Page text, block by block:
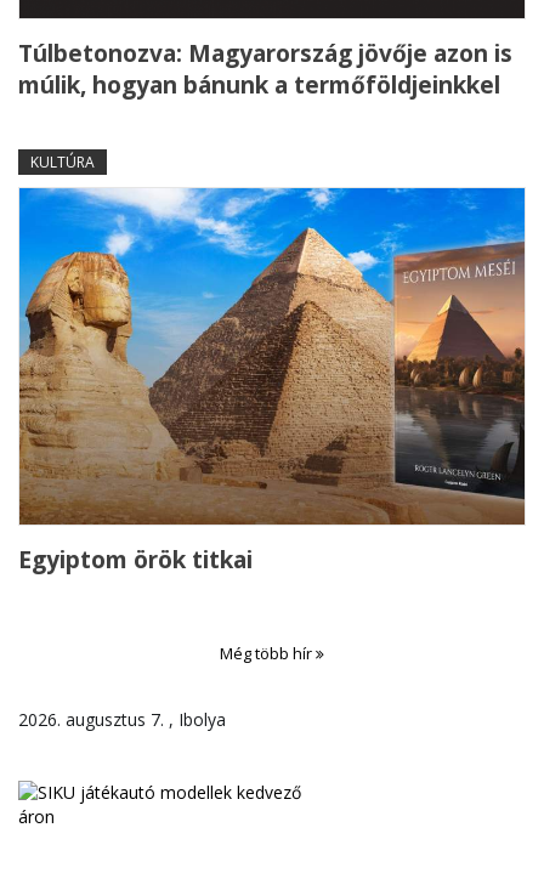
Túlbetonozva: Magyarország jövője azon is
múlik, hogyan bánunk a termőföldjeinkkel
KULTÚRA
Egyiptom örök titkai
Még több hír
2026. augusztus 7. , Ibolya